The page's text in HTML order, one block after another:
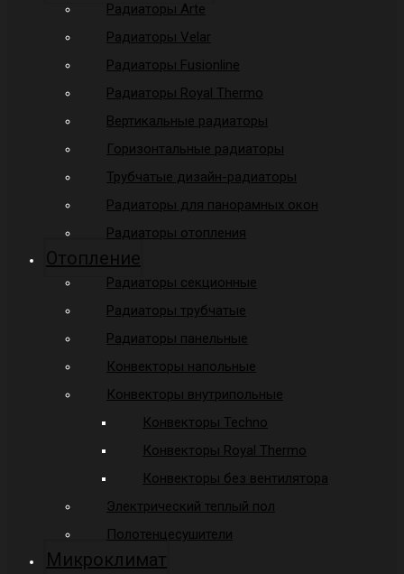
Радиаторы Arte
Радиаторы Velar
Радиаторы Fusionline
Радиаторы Royal Thermo
Вертикальные радиаторы
Горизонтальные радиаторы
Трубчатые дизайн-радиаторы
Радиаторы для панорамных окон
Радиаторы отопления
Отопление
Радиаторы секционные
Радиаторы трубчатые
Радиаторы панельные
Конвекторы напольные
Конвекторы внутрипольные
Конвекторы Techno
Конвекторы Royal Thermo
Конвекторы без вентилятора
Электрический теплый пол
Полотенцесушители
Микроклимат